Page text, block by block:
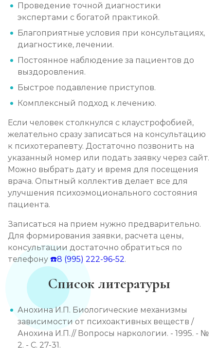
Проведение точной диагностики
экспертами с богатой практикой.
Благоприятные условия при консультациях,
диагностике, лечении.
Постоянное наблюдение за пациентов до
выздоровления.
Быстрое подавление приступов.
Комплексный подход к лечению.
Если человек столкнулся с клаустрофобией,
желательно сразу записаться на консультацию
к психотерапевту. Достаточно позвонить на
указанный номер или подать заявку через сайт.
Можно выбрать дату и время для посещения
врача. Опытный коллектив делает все для
улучшения психоэмоционального состояния
пациента.
Записаться на прием нужно предварительно.
Для формирования заявки, расчета цены,
консультации достаточно обратиться по
телефону ☎️8 (995) 222-96-52.
Список литературы
Анохина И.П. Биологические механизмы
зависимости от психоактивных веществ /
Анохина И.П.// Вопросы наркологии. - 1995. - №
2. - С. 27-31.